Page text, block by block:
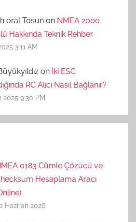
oral Tosun on NMEA 2000
Hakkında Teknik Rehber
3:11 AM
on İki ESC
RC Alıcı Nasıl Bağlanır?
2025 9:30 PM
0183 Cümle Çözücü ve
Hesaplama Aracı
Haziran 2026